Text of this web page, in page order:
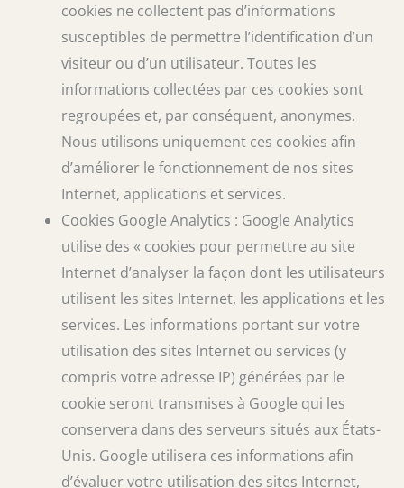
cookies ne collectent pas d’informations
susceptibles de permettre l’identification d’un
visiteur ou d’un utilisateur. Toutes les
informations collectées par ces cookies sont
regroupées et, par conséquent, anonymes.
Nous utilisons uniquement ces cookies afin
d’améliorer le fonctionnement de nos sites
Internet, applications et services.
Cookies Google Analytics : Google Analytics
utilise des « cookies pour permettre au site
Internet d’analyser la façon dont les utilisateurs
utilisent les sites Internet, les applications et les
services. Les informations portant sur votre
utilisation des sites Internet ou services (y
compris votre adresse IP) générées par le
cookie seront transmises à Google qui les
conservera dans des serveurs situés aux États-
Unis. Google utilisera ces informations afin
d’évaluer votre utilisation des sites Internet,